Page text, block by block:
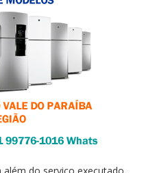
do serviço executado,